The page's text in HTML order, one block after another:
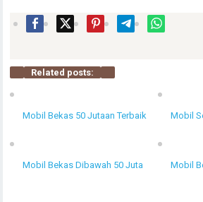
Related posts:
Mobil Bekas 50 Jutaan Terbaik Mobil
Mobil Bekas Dibawah 50 Juta Mobil